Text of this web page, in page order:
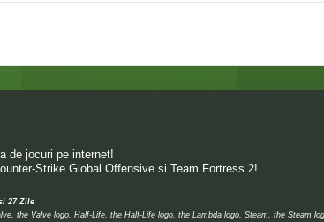
de jocuri pe internet!
Strike Global Offensive si Team Fortress 2!
27 Zile
the Valve logo, Half-Life, the Half-Life logo, the Lambda logo, Steam, the Steam